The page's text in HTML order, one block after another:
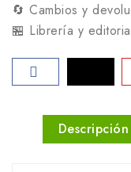
🔄 Cambios y
🏪 Librería y
Descripción